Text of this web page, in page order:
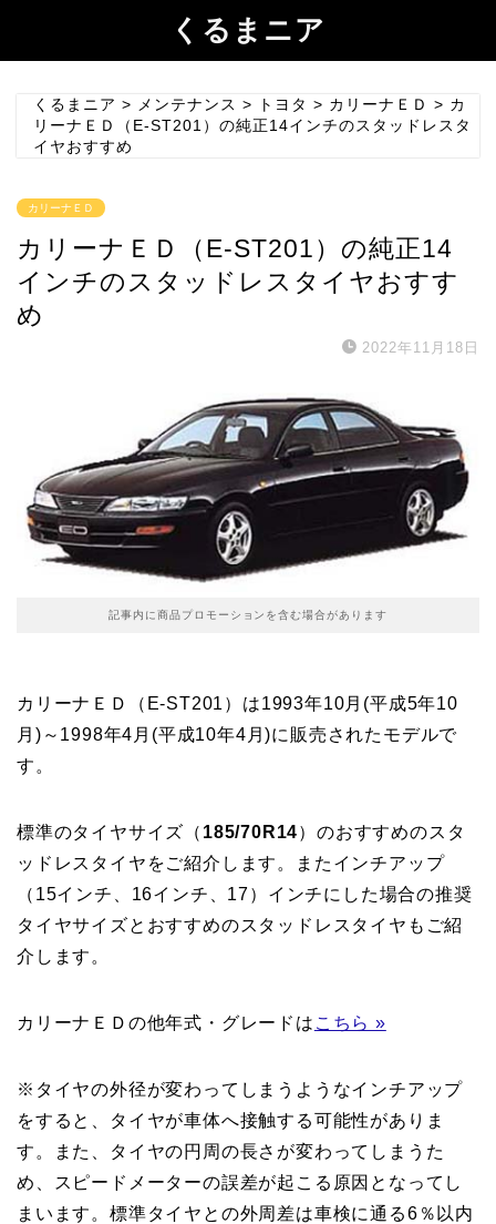
くるまニア
くるまニア > メンテナンス > トヨタ > カリーナＥＤ > カ
リーナＥＤ（E-ST201）の純正14インチのスタッドレスタ
イヤおすすめ
カリーナＥＤ
カリーナＥＤ（E-ST201）の純正14
インチのスタッドレスタイヤおすす
め
2022年11月18日
記事内に商品プロモーションを含む場合があります
カリーナＥＤ（E-ST201）は1993年10月(平成5年10
月)～1998年4月(平成10年4月)に販売されたモデルで
す。
標準のタイヤサイズ（ 185/70R14）のおすすめのスタ
ッドレスタイヤをご紹介します。またインチアップ
（15インチ、16インチ、17）インチにした場合の推奨
タイヤサイズとおすすめのスタッドレスタイヤもご紹
介します。
カリーナＥＤの他年式・グレードは こちら »
※タイヤの外径が変わってしまうようなインチアップ
をすると、タイヤが車体へ接触する可能性がありま
す。また、タイヤの円周の長さが変わってしまうた
め、スピードメーターの誤差が起こる原因となってし
まいます。標準タイヤとの外周差は車検に通る6％以内